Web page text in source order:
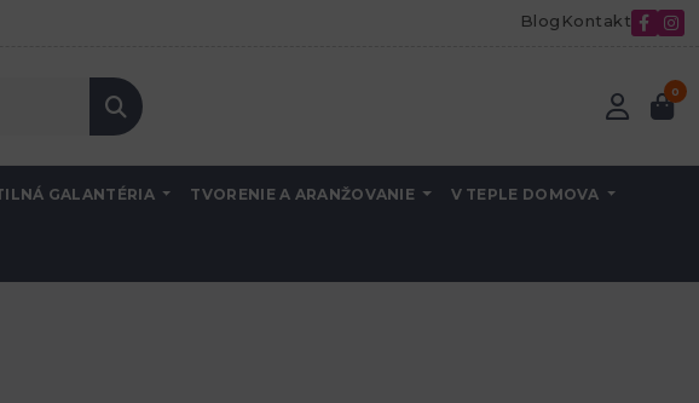
Blog Kontakt
0
GALANTÉRIA TVORENIE A ARANŽOVANIE V TEPLE DOMOVA